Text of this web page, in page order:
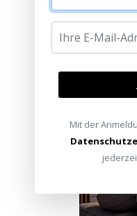
Mit der